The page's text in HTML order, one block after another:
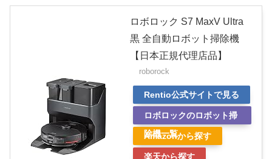
ロボロック S7 MaxV Ultra
黒 全自動ロボット掃除機
【日本正規代理店品】
roborock
Rentio公式サイトで見る
ロボロックのロボット掃
除機一覧
Amazonから探す
楽天から探す